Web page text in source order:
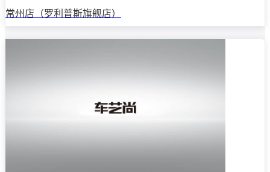
常州店（罗利普斯旗舰店）